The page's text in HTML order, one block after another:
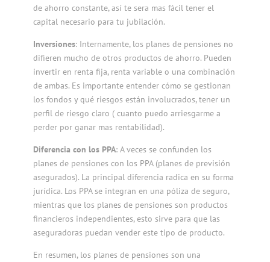
de ahorro constante, así te sera mas fácil tener el
capital necesario para tu jubilación.
Inversiones: Internamente, los planes de pensiones no
difieren mucho de otros productos de ahorro. Pueden
invertir en renta fija, renta variable o una combinación
de ambas. Es importante entender cómo se gestionan
los fondos y qué riesgos están involucrados, tener un
perfil de riesgo claro ( cuanto puedo arriesgarme a
perder por ganar mas rentabilidad).
Diferencia con los PPA: A veces se confunden los
planes de pensiones con los PPA (planes de previsión
asegurados). La principal diferencia radica en su forma
jurídica. Los PPA se integran en una póliza de seguro,
mientras que los planes de pensiones son productos
financieros independientes, esto sirve para que las
aseguradoras puedan vender este tipo de producto.
En resumen, los planes de pensiones son una